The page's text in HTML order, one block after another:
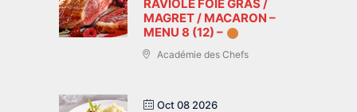
RAVIOLE FOIE GRAS /
MAGRET / MACARON –
MENU 8 (12) –
Académie des Chefs
Oct 08 2026